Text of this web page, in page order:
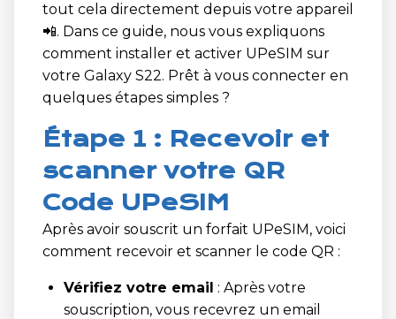
tout cela directement depuis votre appareil
📲. Dans ce guide, nous vous expliquons
comment installer et activer UPeSIM sur
votre Galaxy S22. Prêt à vous connecter en
quelques étapes simples ?
Étape 1 : Recevoir et
scanner votre QR
Code UPeSIM
Après avoir souscrit un forfait UPeSIM, voici
comment recevoir et scanner le code QR :
Vérifiez votre email : Après votre
souscription, vous recevrez un email